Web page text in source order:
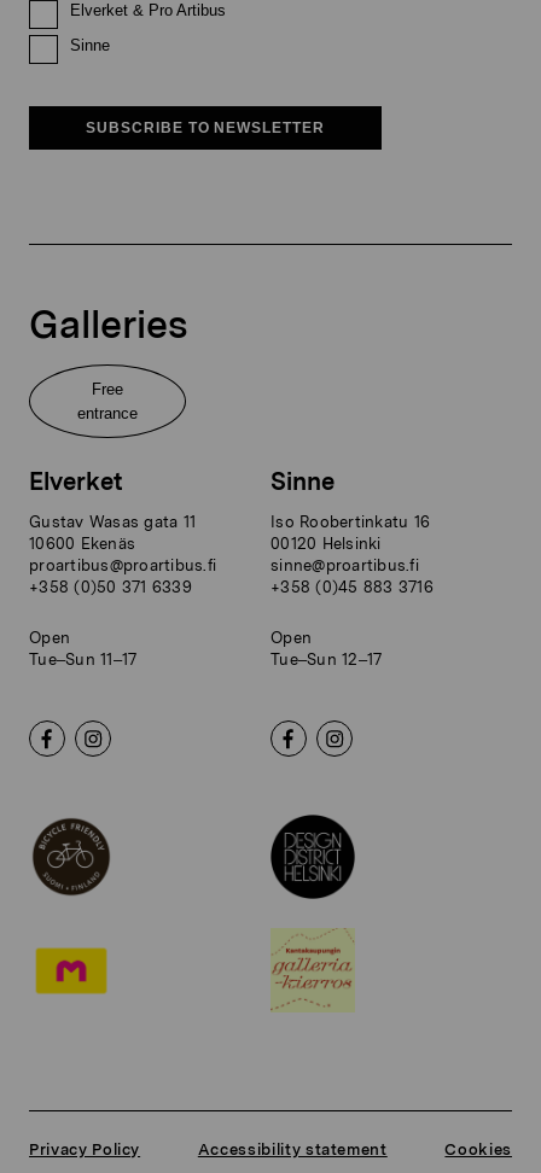
Elverket & Pro Artibus
Sinne
SUBSCRIBE TO NEWSLETTER
Galleries
Free
entrance
Elverket
Gustav Wasas gata 11
10600 Ekenäs
proartibus@proartibus.fi
+358 (0)50 371 6339
Open
Tue–Sun 11–17
Sinne
Iso Roobertinkatu 16
00120 Helsinki
sinne@proartibus.fi
+358 (0)45 883 3716
Open
Tue–Sun 12–17
Privacy Policy Accessibility statement Cookies